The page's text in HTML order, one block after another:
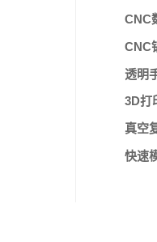
CNC
CNC
透明
3D打
真空
快速